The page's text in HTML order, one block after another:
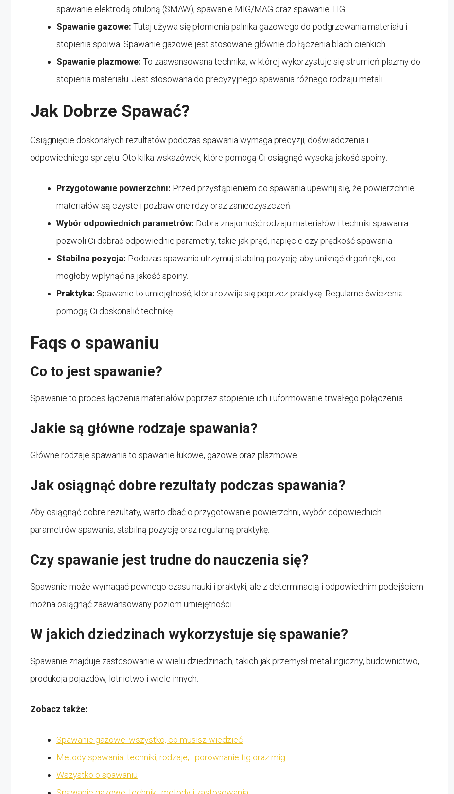
spawanie elektrodą otuloną (SMAW), spawanie MIG/MAG oraz spawanie TIG.
Spawanie gazowe: Tutaj używa się płomienia palnika gazowego do podgrzewania materiału i
stopienia spoiwa. Spawanie gazowe jest stosowane głównie do łączenia blach cienkich.
Spawanie plazmowe: To zaawansowana technika, w której wykorzystuje się strumień plazmy do
stopienia materiału. Jest stosowana do precyzyjnego spawania różnego rodzaju metali.
Jak Dobrze Spawać?
Osiągnięcie doskonałych rezultatów podczas spawania wymaga precyzji, doświadczenia i
odpowiedniego sprzętu. Oto kilka wskazówek, które pomogą Ci osiągnąć wysoką jakość spoiny:
Przygotowanie powierzchni: Przed przystąpieniem do spawania upewnij się, że powierzchnie
materiałów są czyste i pozbawione rdzy oraz zanieczyszczeń.
Wybór odpowiednich parametrów: Dobra znajomość rodzaju materiałów i techniki spawania
pozwoli Ci dobrać odpowiednie parametry, takie jak prąd, napięcie czy prędkość spawania.
Stabilna pozycja: Podczas spawania utrzymuj stabilną pozycję, aby uniknąć drgań ręki, co
mogłoby wpłynąć na jakość spoiny.
Praktyka: Spawanie to umiejętność, która rozwija się poprzez praktykę. Regularne ćwiczenia
pomogą Ci doskonalić technikę.
Faqs o spawaniu
Co to jest spawanie?
Spawanie to proces łączenia materiałów poprzez stopienie ich i uformowanie trwałego połączenia.
Jakie są główne rodzaje spawania?
Główne rodzaje spawania to spawanie łukowe, gazowe oraz plazmowe.
Jak osiągnąć dobre rezultaty podczas spawania?
Aby osiągnąć dobre rezultaty, warto dbać o przygotowanie powierzchni, wybór odpowiednich
parametrów spawania, stabilną pozycję oraz regularną praktykę.
Czy spawanie jest trudne do nauczenia się?
Spawanie może wymagać pewnego czasu nauki i praktyki, ale z determinacją i odpowiednim podejściem
można osiągnąć zaawansowany poziom umiejętności.
W jakich dziedzinach wykorzystuje się spawanie?
Spawanie znajduje zastosowanie w wielu dziedzinach, takich jak przemysł metalurgiczny, budownictwo,
produkcja pojazdów, lotnictwo i wiele innych.
Zobacz także:
Spawanie gazowe: wszystko, co musisz wiedzieć
Metody spawania: techniki, rodzaje, i porównanie tig oraz mig
Wszystko o spawaniu